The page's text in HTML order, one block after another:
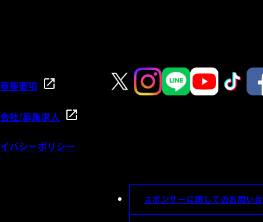
集要項
社/募集求人
バシーポリシー
スポンサーに関してのお問い